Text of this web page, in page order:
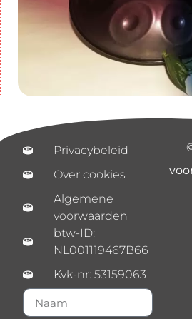
Privacybeleid
Over cookies
Algemene
voorwaarden
btw-ID:
NL001119467B66
Kvk-nr: 53159063